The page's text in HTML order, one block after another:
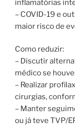
inflamatórias
– COVID-19 e
maior risco de
Como reduzir:
– Discutir
médico se
– Realizar
cirurgias,
– Manter
ou já teve TVP/